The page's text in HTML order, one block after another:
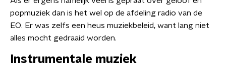
popmuziek dan is het wel op de afdeling radio van de
EO. Er was zelfs een heus muziekbeleid, want lang niet
alles mocht gedraaid worden.
Instrumentale muziek